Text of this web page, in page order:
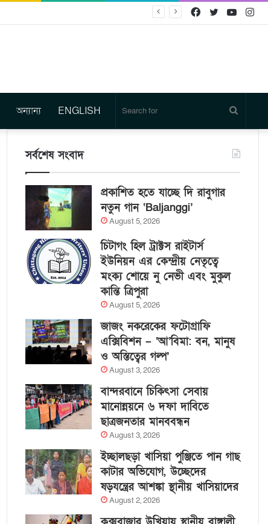
Twitter
Facebook
অন্যান্য ENGLISH
for
সর্বশেষ সংবাদ
প্রকাশিত হতে যাচ্ছে দি রাবুগার
নতুন গান ‘Baljanggi’
August 5, 2026
চিটাগং হিল ট্রাক্টস রাইটার্স
ইউনিয়ন এর কেন্দ্রীয় নেতৃত্বে
মংক্য শোয়ে নু নেভী এবং মুকুল
কান্তি ত্রিপুরা
August 5, 2026
জাজং নকরেকের ফটোগ্রাফি
এক্সিবিশন – ‘আ’বিমা: বন, মানুষ
ও অস্তিত্বের গল্প’
August 3, 2026
বান্দরবানে চিকিৎসা সেবায়
মানোন্নয়নে ৬ দফা দাবিতে
ছাত্রজনতার মানববন্ধন
August 3, 2026
ইচ্ছালছড়া খাসিয়া পুঞ্জিতে পান গাছ
কাটার অভিযোগ, উচ্ছেদের
ষড়যন্ত্রের আশঙ্কা স্থানীয় খাসিয়াদের
August 2, 2026